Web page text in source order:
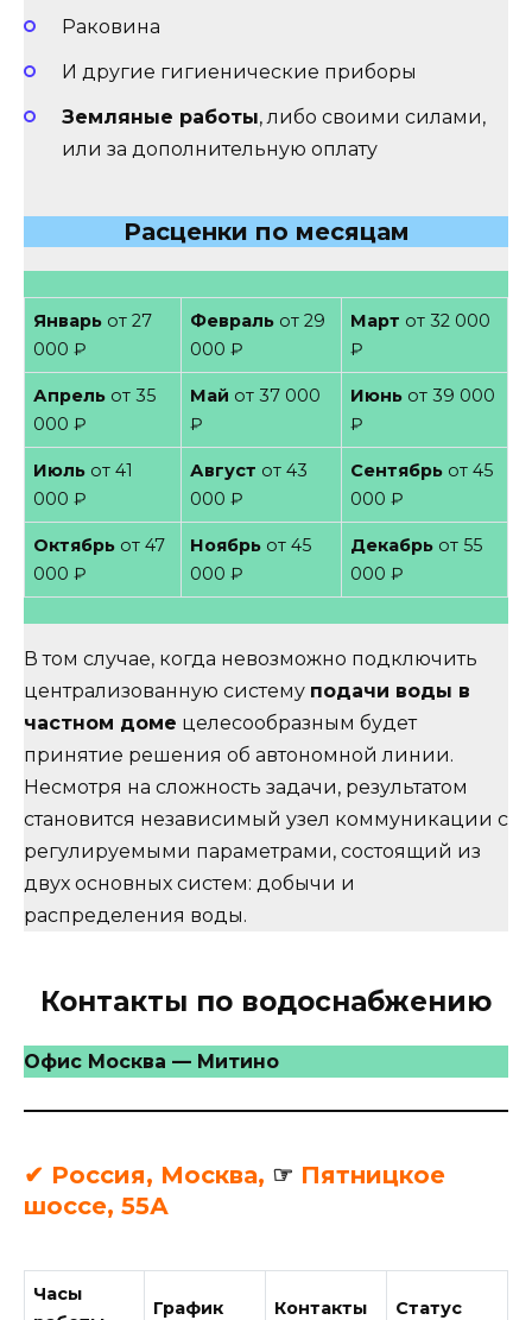
Раковина
И другие гигиенические приборы
Земляные работы, либо своими силами,
или за дополнительную оплату
Расценки по месяцам
Январь от 27
000 ₽
Февраль от 29
000 ₽
Март от 32 000
₽
Апрель от 35
000 ₽
Май от 37 000
₽
Июнь от 39 000
₽
Июль от 41
000 ₽
Август от 43
000 ₽
Сентябрь от 45
000 ₽
Октябрь от 47
000 ₽
Ноябрь от 45
000 ₽
Декабрь от 55
000 ₽
В том случае, когда невозможно подключить
централизованную систему подачи воды в
частном доме целесообразным будет
принятие решения об автономной линии.
Несмотря на сложность задачи, результатом
становится независимый узел коммуникации с
регулируемыми параметрами, состоящий из
двух основных систем: добычи и
распределения воды.
Контакты по водоснабжению
Офис Москва — Митино
✔ Россия, Москва, ☞ Пятницкое
шоссе, 55А
Часы
График Контакты Статус